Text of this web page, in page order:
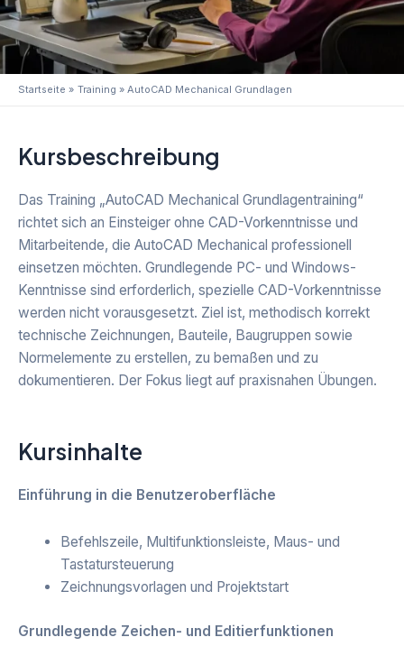
Startseite Training AutoCAD Mechanical Grundlagen
Kursbeschreibung
Das Training „AutoCAD Mechanical Grundlagentraining“
richtet sich an Einsteiger ohne CAD-Vorkenntnisse und
Mitarbeitende, die AutoCAD Mechanical professionell
einsetzen möchten. Grundlegende PC- und Windows-
Kenntnisse sind erforderlich, spezielle CAD-Vorkenntnisse
werden nicht vorausgesetzt. Ziel ist, methodisch korrekt
technische Zeichnungen, Bauteile, Baugruppen sowie
Normelemente zu erstellen, zu bemaßen und zu
dokumentieren. Der Fokus liegt auf praxisnahen Übungen.
Kursinhalte
Einführung in die Benutzeroberfläche
Befehlszeile, Multifunktionsleiste, Maus- und
Tastatursteuerung
Zeichnungsvorlagen und Projektstart
Grundlegende Zeichen- und Editierfunktionen